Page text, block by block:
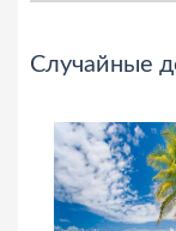
Случайные